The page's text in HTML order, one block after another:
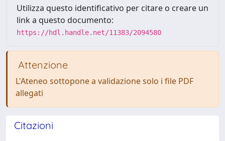
Utilizza questo identificativo per citare o creare un
link a questo documento:
https://hdl.handle.net/11383/2094580
Attenzione
L'Ateneo sottopone a validazione solo i file PDF
allegati
Citazioni